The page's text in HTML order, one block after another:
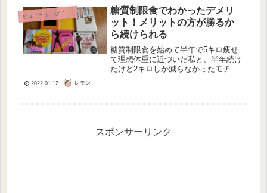
い。そこで空腹を飲み物でごまかして
いた...
ビ
ューティ・ダイエット
糖質制限食でわかったデメリ
ット！メリットの方が勝るか
ら続けられる
糖質制限食を始めて半年で5キロ痩せ
て理想体重に近づいた私と、半年続け
たけど2キロしか減らなかったモチベ
2022.01.12 レモン
スポンサーリンク